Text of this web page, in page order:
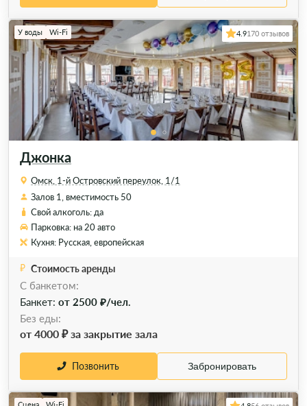
Джонка
У воды Wi-Fi 4.9170 отзывов
Омск, 1-й Островский переулок, 1/1
Залов 1, вместимость 50
Свой алкоголь: да
Парковка: на 20 авто
Кухня: Русская, европейская
Стоимость аренды
C банкетом:
Банкет: от 2500 ₽/чел.
Без еды:
от 4000 ₽ за закрытие зала
Позвонить Забронировать